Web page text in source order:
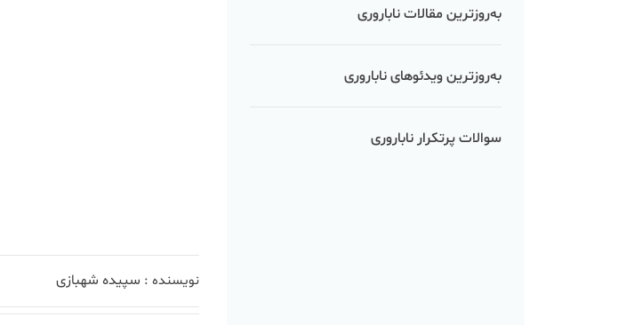
به‌روزترین مقالات ناباروری
به‌روزترین ویدئوهای ناباروری
سوالات پرتکرار ناباروری
نویسنده : سپیده شهبازی